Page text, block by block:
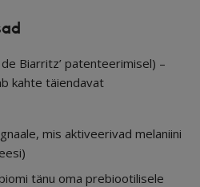
Biarritz’ patenteerimisel) –
kahte täiendavat
mis aktiveerivad melaniini
tänu oma prebiootilisele